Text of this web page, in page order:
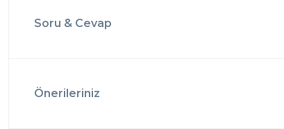
Soru & Cevap
Önerileriniz